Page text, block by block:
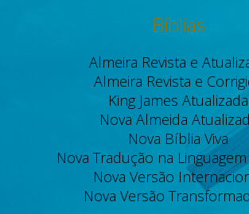
Bíblias
Almeira Revista e
Almeira Revista e
King James Atualizada
Nova Almeida
Nova Bíblia Viva
Nova Tradução na
Nova Versão
Nova Versão